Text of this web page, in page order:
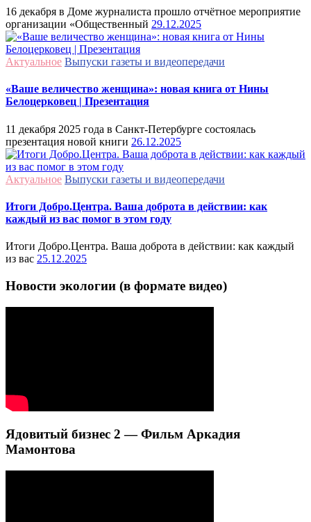
16 декабря в Доме журналиста прошло отчётное мероприятие
организации «Общественный 29.12.2025
Актуальное Выпуски газеты и видеопередачи
«Ваше величество женщина»: новая книга от Нины
Белоцерковец | Презентация
11 декабря 2025 года в Санкт-Петербурге состоялась
презентация новой книги 26.12.2025
Актуальное Выпуски газеты и видеопередачи
Итоги Добро.Центра. Ваша доброта в действии: как
каждый из вас помог в этом году
Итоги Добро.Центра. Ваша доброта в действии: как каждый
из вас 25.12.2025
Новости экологии (в формате видео)
Ядовитый бизнес 2 — Фильм Аркадия
Мамонтова